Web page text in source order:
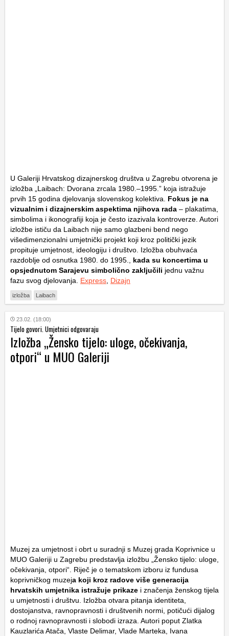
U Galeriji Hrvatskog dizajnerskog društva u Zagrebu otvorena je
izložba „Laibach: Dvorana zrcala 1980.–1995.” koja istražuje
prvih 15 godina djelovanja slovenskog kolektiva. Fokus je na
vizualnim i dizajnerskim aspektima njihova rada – plakatima,
simbolima i ikonografiji koja je često izazivala kontroverze. Autori
izložbe ističu da Laibach nije samo glazbeni bend nego
višedimenzionalni umjetnički projekt koji kroz politički jezik
propituje umjetnost, ideologiju i društvo. Izložba obuhvaća
razdoblje od osnutka 1980. do 1995., kada su koncertima u
opsjednutom Sarajevu simbolično zaključili jednu važnu
fazu svog djelovanja. Express, Dizajn
izložba Laibach
23.02. (18:00)
Tijelo govori. Umjetnici odgovaraju
Izložba „Žensko tijelo: uloge, očekivanja,
otpori“ u MUO Galeriji
Muzej za umjetnost i obrt u suradnji s Muzej grada Koprivnice u
MUO Galeriji u Zagrebu predstavlja izložbu „Žensko tijelo: uloge,
očekivanja, otpori“. Riječ je o tematskom izboru iz fundusa
koprivničkog muzeja koji kroz radove više generacija
hrvatskih umjetnika istražuje prikaze i značenja ženskog tijela
u umjetnosti i društvu. Izložba otvara pitanja identiteta,
dostojanstva, ravnopravnosti i društvenih normi, potičući dijalog
o rodnoj ravnopravnosti i slobodi izraza. Autori poput Zlatka
Kauzlarića Atača, Vlaste Delimar, Vlade Marteka, Ivana